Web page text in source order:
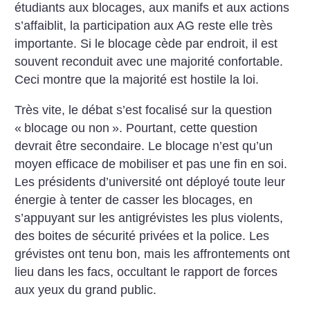
étudiants aux blocages, aux manifs et aux actions
s’affaiblit, la participation aux AG reste elle très
importante. Si le blocage cède par endroit, il est
souvent reconduit avec une majorité confortable.
Ceci montre que la majorité est hostile la loi.
Très vite, le débat s’est focalisé sur la question
« blocage ou non ». Pourtant, cette question
devrait être secondaire. Le blocage n’est qu’un
moyen efficace de mobiliser et pas une fin en soi.
Les présidents d’université ont déployé toute leur
énergie à tenter de casser les blocages, en
s’appuyant sur les antigrévistes les plus violents,
des boites de sécurité privées et la police. Les
grévistes ont tenu bon, mais les affrontements ont
lieu dans les facs, occultant le rapport de forces
aux yeux du grand public.